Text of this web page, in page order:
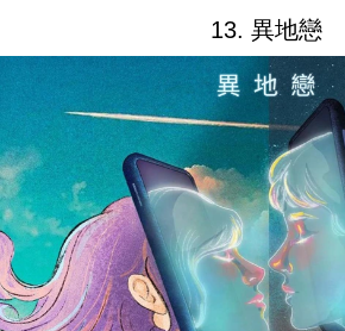
13. 異地戀